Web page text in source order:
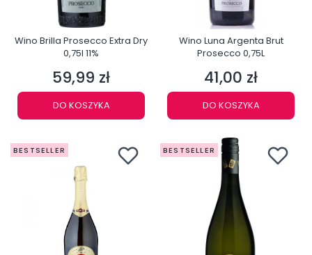
Wino Brilla Prosecco Extra Dry
0,75l 11%
Cena
59,99 zł
DO KOSZYKA
Wino Luna Argenta Brut
Prosecco 0,75L
Cena
41,00 zł
DO KOSZYKA
BESTSELLER BESTSELLER